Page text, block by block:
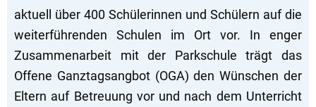
aktuell über 400 Schülerinnen und Schülern auf die
weiterführenden Schulen im Ort vor. In enger
Zusammenarbeit mit der Parkschule trägt das
Offene Ganztagsangbot (OGA) den Wünschen der
Eltern auf Betreuung vor und nach dem Unterricht